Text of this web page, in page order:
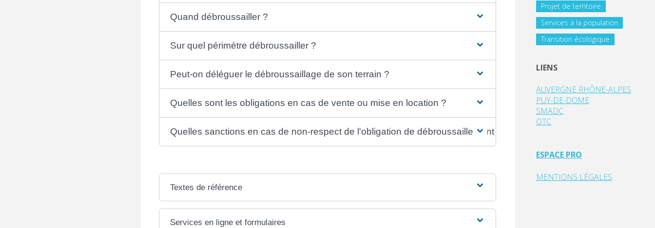
Quand débroussailler ?
Sur quel périmètre débroussailler ?
Peut-on déléguer le débroussaillage de son terrain ?
Quelles sont les obligations en cas de vente ou mise en location ?
Quelles sanctions en cas de non-respect de l'obligation de débroussaillement ?
Textes de référence
Services en ligne et formulaires
Projet de territoire
Services à la population
Transition écologique
LIENS
AUVERGNE RHÔNE-ALPES
PUY-DE-DOME
SMADC
OTC
ESPACE PRO
MENTIONS LÉGALES